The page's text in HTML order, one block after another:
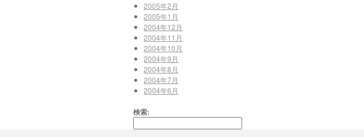
2005年2月
2005年1月
2004年12月
2004年11月
2004年10月
2004年9月
2004年8月
2004年7月
2004年6月
検索: